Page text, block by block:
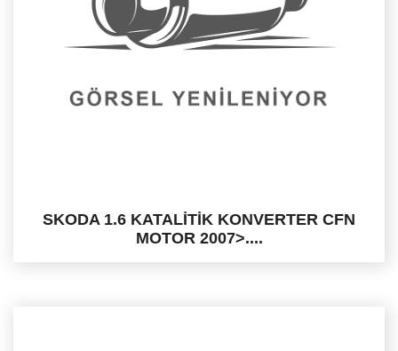
SKODA 1.6 KATALİTİK KONVERTER CFN
MOTOR 2007>....